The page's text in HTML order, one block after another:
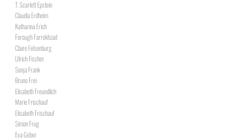
T. Scarlett Epstein
Claudia Erdheim
Katharina Erich
Forough Farrokhzad
Claire Felsenburg
Ulrich Fischer
Sonja Frank
Bruno Frei
Elisabeth Freundlich
Marie Frischauf
Elisabeth Frischauf
Simon Frug
Eva Geber